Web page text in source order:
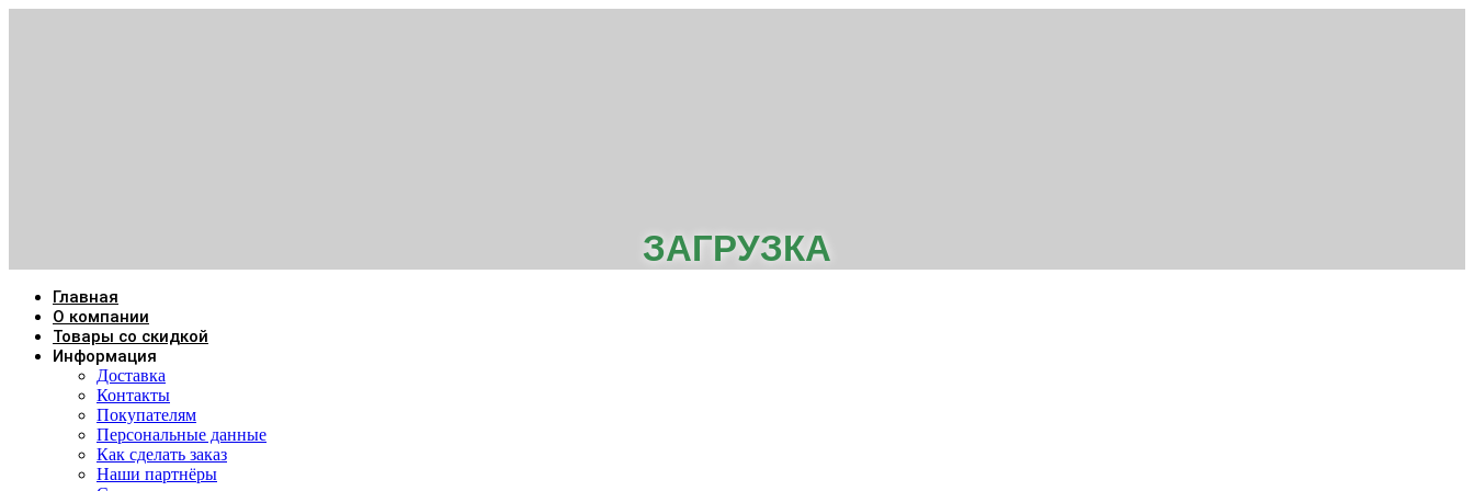
ЗАГРУЗКА
Главная
О компании
Товары со скидкой
Информация
Доставка
Контакты
Покупателям
Персональные данные
Как сделать заказ
Наши партнёры